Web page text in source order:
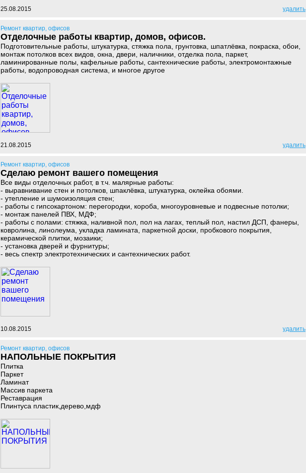
25.08.2015 удалить
Ремонт квартир, офисов
Отделочные работы квартир, домов, офисов.
Подготовительные работы, штукатурка, стяжка пола, грунтовка, шпатлёвка, покраска, обои,
монтаж потолков всех видов, окна, двери, наличники, отделка пола, паркет,
ламинированные полы, кафельные работы, сантехнические работы, электромонтажные
работы, водопроводная система, и многое другое
21.08.2015 удалить
Ремонт квартир, офисов
Сделаю ремонт вашего помещения
Все виды отделочных работ, в т.ч. малярные работы:
- выравнивание стен и потолков, шпаклёвка, штукатурка, оклейка обоями.
- утепление и шумоизоляция стен;
- работы с гипсокартоном: перегородки, короба, многоуровневые и подвесные потолки;
- монтаж панелей ПВХ, МДФ;
- работы с полами: стяжка, наливной пол, пол на лагах, теплый пол, настил ДСП, фанеры,
ковролина, линолеума, укладка ламината, паркетной доски, пробкового покрытия,
керамической плитки, мозаики;
- установка дверей и фурнитуры;
- весь спектр электротехнических и сантехнических работ.
10.08.2015 удалить
Ремонт квартир, офисов
НАПОЛЬНЫЕ ПОКРЫТИЯ
Плитка
Паркет
Ламинат
Массив паркета
Реставрация
Плинтуса пластик,дерево,мдф